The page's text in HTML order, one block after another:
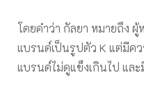
โดยคำว่า กัลยา หมายถึง
แบรนด์เป็นรูปตัว K แต่มีค
แบรนด์ไม่ดูแข็งเกินไป แล